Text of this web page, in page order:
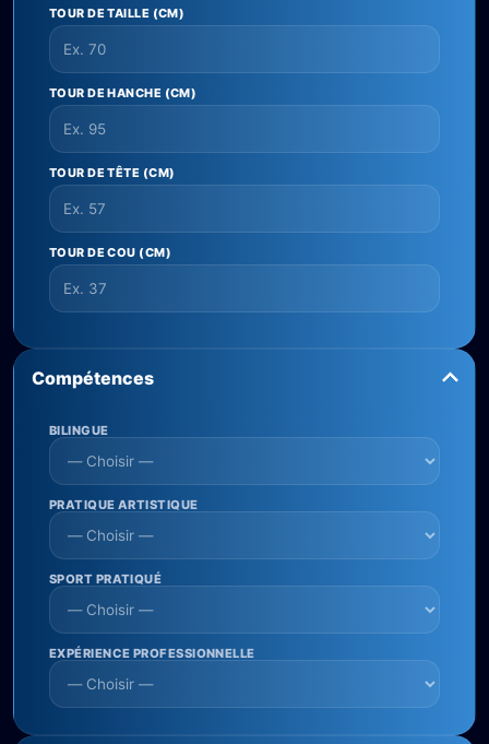
TOUR DE TAILLE (CM)
TOUR DE HANCHE (CM)
TOUR DE TÊTE (CM)
TOUR DE COU (CM)
Compétences
BILINGUE
PRATIQUE ARTISTIQUE
SPORT PRATIQUÉ
EXPÉRIENCE PROFESSIONNELLE